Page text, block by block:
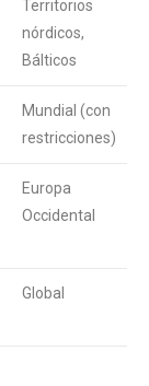
Territorios
nórdicos,
Bálticos
Mundial (con
restricciones)
Europa
Occidental
Global